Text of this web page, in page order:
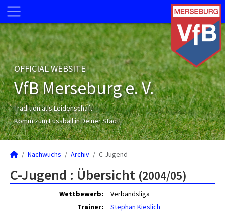
OFFICIAL WEBSITE
VfB Merseburg e. V.
Tradition aus Leidenschaft
Komm zum Fussball in Deiner Stadt!
Nachwuchs Archiv C-Jugend
C-Jugend : Übersicht (2004/05)
Wettbewerb:
Verbandsliga
Trainer:
Stephan Kieslich